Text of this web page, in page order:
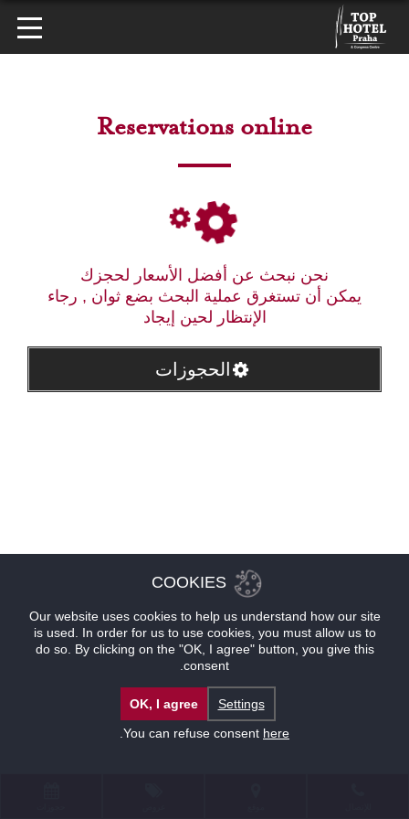
Reservations online
نحن نبحث عن أفضل الأسعار لحجزك
يمكن أن تستغرق عملية البحث بضع ثوان , رجاء
الإنتظار لحين إيجاد
الحجوزات
COOKIES
Our website uses cookies to help us understand how our site
is used. In order for us to use cookies, you must allow us to
do so. By clicking on the "OK, I agree" button, you give this
consent.
Settings
OK, I agree
You can refuse consent here
.